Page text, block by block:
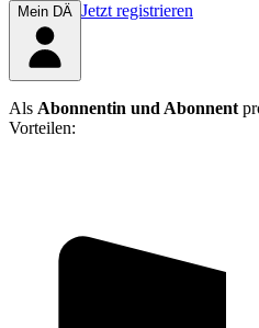
Mein DÄ Jetzt registrieren
Als Abonnentin und Abonnent
Vorteilen: